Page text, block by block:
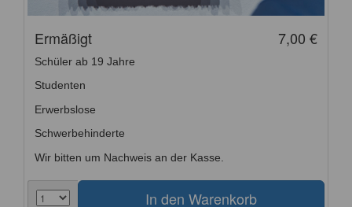
7,00 €
Ermäßigt
Schüler ab 19 Jahre
Studenten
Erwerbslose
Schwerbehinderte
Wir bitten um Nachweis an der Kasse.